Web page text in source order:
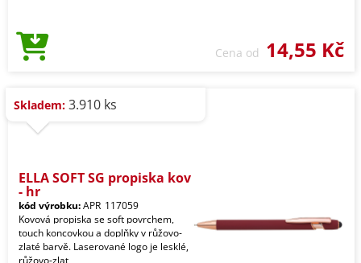
Cena od 14,55 Kč
Skladem: 3.910 ks
ELLA SOFT SG propiska kov
- hr
kód výrobku:APR_117059
Kovová propiska se soft povrchem,
touch koncovkou a doplňky v růžovo-
zlaté barvě. Laserované logo je lesklé,
růžovo-zlat